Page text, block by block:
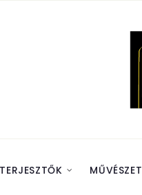
TERJESZTŐK